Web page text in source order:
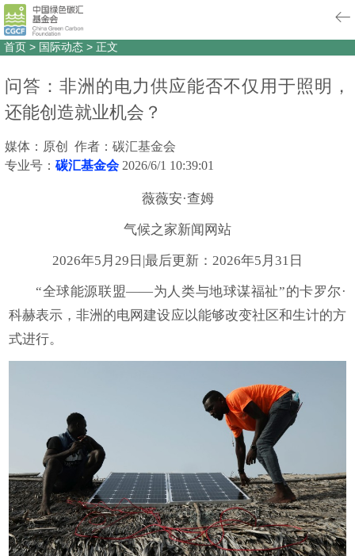
首页 > 国际动态 > 正文
问答：非洲的电力供应能否不仅用于照明，
还能创造就业机会？
媒体：原创 作者：碳汇基金会
专业号： 碳汇基金会 2026/6/1 10:39:01
薇薇安·查姆
气候之家新闻网站
2026年5月29日|最后更新：2026年5月31日
“全球能源联盟——为人类与地球谋福祉”的卡罗尔·
科赫表示，非洲的电网建设应以能够改变社区和生计的方
式进行。